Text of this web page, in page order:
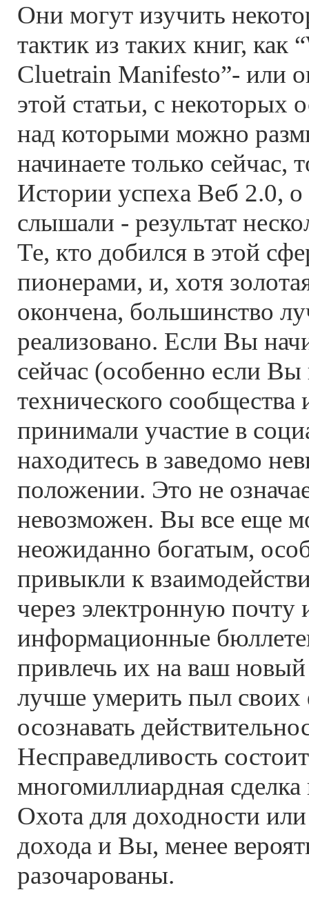
Они могут изучить
тактик из таких книг, как
Cluetrain Manifesto”- или
этой статьи, с некоторых
над которыми можно
начинаете только
Истории успеха Веб 2.0,
слышали - результат
Те, кто добился в этой
пионерами, и, хотя
окончена, большинство
реализовано. Если Вы
сейчас (особенно если Вы
технического сообщества
принимали участие в
находитесь в заведомо
положении. Это не
невозможен. Вы все еще
неожиданно богатым,
привыкли к
через электронную почту
информационные
привлечь их на ваш
лучше умерить пыл своих
осознавать
Несправедливость
многомиллиардная сделка
Охота для доходности
дохода и Вы, менее
разочарованы.